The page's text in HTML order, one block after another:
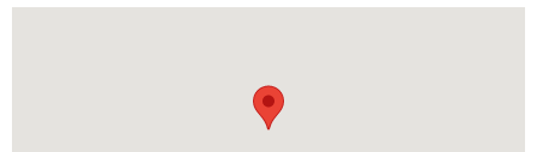
>提携企業一覧